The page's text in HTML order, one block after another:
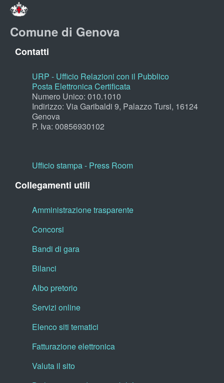
Comune di Genova
Contatti
URP - Ufficio Relazioni con il Pubblico
Posta Elettronica Certificata
Numero Unico: 010.1010
Indirizzo: Via Garibaldi 9, Palazzo Tursi, 16124
Genova
P. Iva: 00856930102
Ufficio stampa - Press Room
Collegamenti utili
Amministrazione trasparente
Concorsi
Bandi di gara
Bilanci
Albo pretorio
Servizi online
Elenco siti tematici
Fatturazione elettronica
Valuta il sito